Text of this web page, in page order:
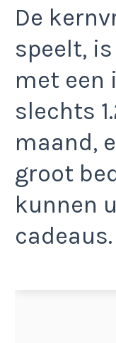
De
speelt,
met een
slechts
maand,
groot
kunnen
cadeaus.